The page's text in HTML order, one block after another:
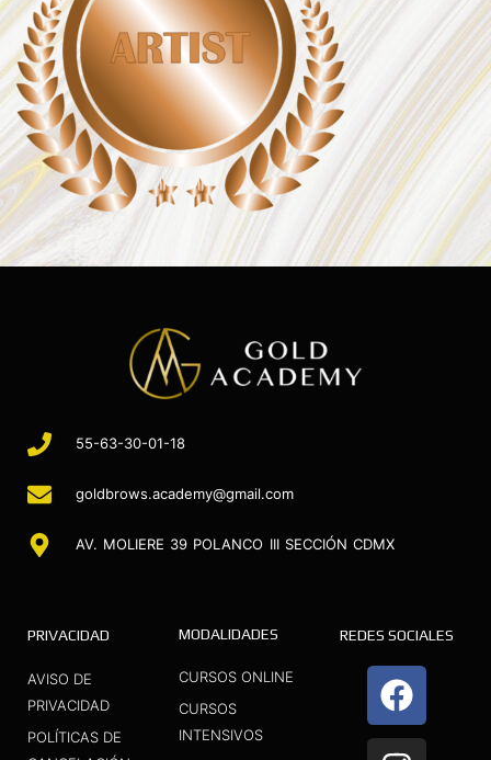
55-63-30-01-18
goldbrows.academy@gmail.com
AV. MOLIERE 39 POLANCO III SECCIÓN CDMX
PRIVACIDAD
AVISO DE
PRIVACIDAD
POLÍTICAS DE
MODALIDADES
CURSOS ONLINE
CURSOS
INTENSIVOS
REDES SOCIALES
F
a
c
I
n
s
Y
o
u